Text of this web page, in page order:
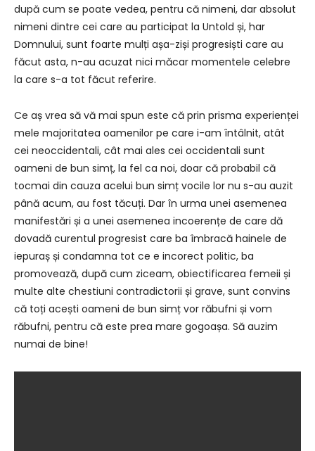
după cum se poate vedea, pentru că nimeni, dar absolut
nimeni dintre cei care au participat la Untold și, har
Domnului, sunt foarte mulți așa-ziși progresiști care au
făcut asta, n-au acuzat nici măcar momentele celebre
la care s-a tot făcut referire.
Ce aș vrea să vă mai spun este că prin prisma experienței
mele majoritatea oamenilor pe care i-am întâlnit, atât
cei neoccidentali, cât mai ales cei occidentali sunt
oameni de bun simț, la fel ca noi, doar că probabil că
tocmai din cauza acelui bun simț vocile lor nu s-au auzit
până acum, au fost tăcuți. Dar în urma unei asemenea
manifestări și a unei asemenea incoerențe de care dă
dovadă curentul progresist care ba îmbracă hainele de
iepuraș și condamna tot ce e incorect politic, ba
promovează, după cum ziceam, obiectificarea femeii și
multe alte chestiuni contradictorii și grave, sunt convins
că toți acești oameni de bun simț vor răbufni și vom
răbufni, pentru că este prea mare gogoașa. Să auzim
numai de bine!